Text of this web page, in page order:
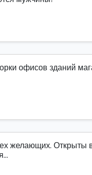
офисов зданий
желающих. Открыты